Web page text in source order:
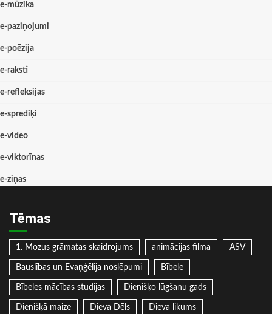
e-mūzika
e-paziņojumi
e-poēzija
e-raksti
e-refleksijas
e-sprediķi
e-video
e-viktorīnas
e-ziņas
Tēmas
1. Mozus grāmatas skaidrojums animācijas filma ASV
Bauslības un Evaņģēlija noslēpumi Bībele
Bībeles mācības studijas Dienišķo lūgšanu gads
Dienišķā maize Dieva Dēls Dieva likums